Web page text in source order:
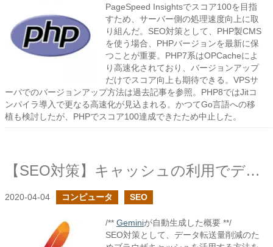
PageSpeed Insightsでスコア100を目指
すため、サーバー側の処理速度向上に取
り組んだ。SEO対策として、PHP製CMS
を使う場合、PHPバージョンを最新に保
つことが重要。PHP7系はOPCacheによ
り高速化されており、バージョンアップ
だけでスコア向上も期待できる。VPSサ
ーバでのバージョンアップ方法は過去記事を参照。PHP8ではJitコ
ンパイラ導入で更なる高速化が見込まれる。かつてGo言語への移
植も検討したが、PHPでスコア100達成できたため中止した。
【SEO対策】キャッシュの利用でデータ転送量を削減
2020-04-04 コンピュータ SEO
/** Geminiが自動生成した概要 **/
SEO対策として、データ転送量削減のた